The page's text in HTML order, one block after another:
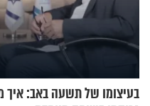
בעיצומו של תשעה באב: איך